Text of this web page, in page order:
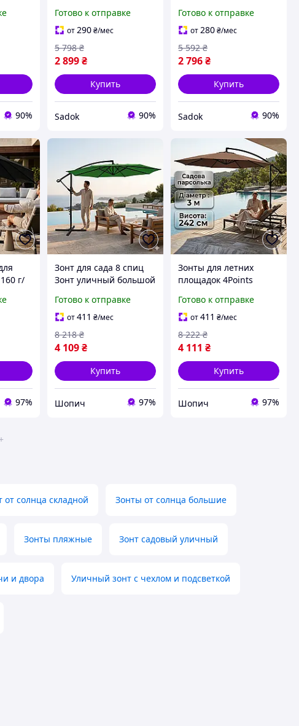
Зонт
90%
регулируемый,
ПОЛЬША СТАЛЬНАЯ
РАМА ВЫДЕРЖИВАЕТ
ВЕТЕР, Большой зонт
для дома для отдыха
Daf
Готово к отправке
от290 ₴/мес
2 899 ₴
5 798 ₴
Купить
Sadok 90%
регулируемый,
ПОЛЬША СТАЛЬНАЯ
РАМА ВЫДЕРЖИВАЕТ
ВЕТЕР, Большой зонт
для дома для отдыха
Daf
Готово к отправке
от280₴/мес
2 796₴
5 592 ₴
Купить
Sadok 90%
г/
м
97%
Зонт для сада 8 спиц
Зонт уличный большой
Садовый зонт с
металлической стойкой
3 м
Готово к отправке
от411 ₴/мес
4 109 ₴
8 218 ₴
Купить
Шопич 97%
Зонты для летних
площадок 4Points
для террасы полиэстер
160 г/кв.м Зонт
уличный большой 8
спиц
Готово к отправке
от411 ₴/мес
4 111 ₴
8 222 ₴
Купить
Шопич 97%
от солнца складной Зонты от солнца большие
Зонты пляжные Зонт садовый уличный
и двора Уличный зонт с чехлом и подсветкой